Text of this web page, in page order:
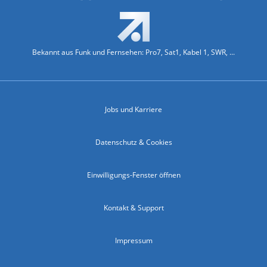
Bekannt aus Funk und Fernsehen: Pro7, Sat1, Kabel 1, SWR, ...
Jobs und Karriere
Datenschutz & Cookies
Einwilligungs-Fenster öffnen
Kontakt & Support
Impressum